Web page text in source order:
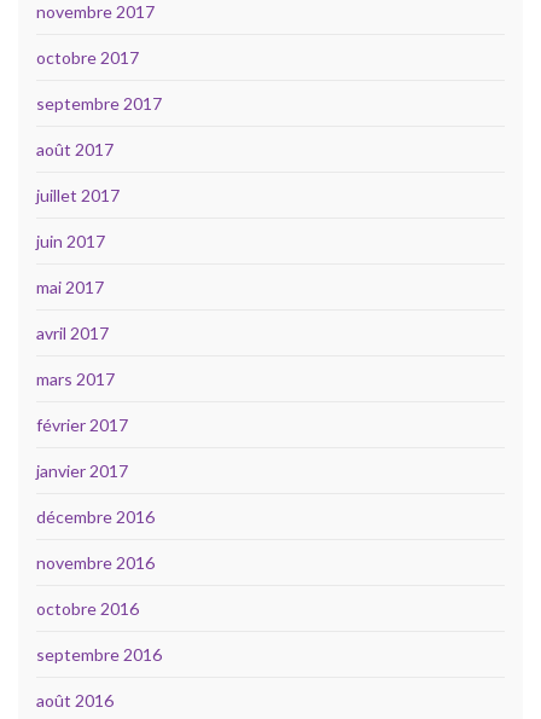
novembre 2017
octobre 2017
septembre 2017
août 2017
juillet 2017
juin 2017
mai 2017
avril 2017
mars 2017
février 2017
janvier 2017
décembre 2016
novembre 2016
octobre 2016
septembre 2016
août 2016